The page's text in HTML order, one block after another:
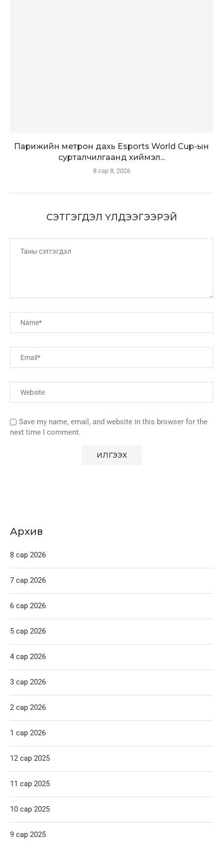
Парижийн метрон дахь Esports World Cup-ын
сурталчилгаанд хиймэл...
8 сар 8, 2026
СЭТГЭГДЭЛ ҮЛДЭЭГЭЭРЭЙ
Save my name, email, and website in this browser for the
next time I comment.
Архив
8 сар 2026
7 сар 2026
6 сар 2026
5 сар 2026
4 сар 2026
3 сар 2026
2 сар 2026
1 сар 2026
12 сар 2025
11 сар 2025
10 сар 2025
9 сар 2025